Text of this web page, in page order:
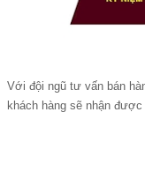
Với đội ngũ tư vấn bán
khách hàng sẽ nhận